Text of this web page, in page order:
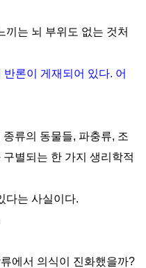
끼는 뇌 부위도 없는 것처
론이 게재되어 있다. 어
류의 동물들, 파충류, 조
별되는 한 가지 생리학적
다는 사실이다.
에서 의식이 진화했을까?